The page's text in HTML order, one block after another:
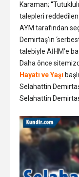
Karaman;
talepleri
AYM tarafından
Demirtaş’ın
talebiyle AİHM’e
Daha önce
Hayatı ve Yaşı
Selahattin
Selahattin